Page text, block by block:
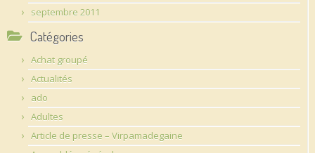
septembre 2011
Catégories
Achat groupé
Actualités
ado
Adultes
Article de presse – Virpamadegaine